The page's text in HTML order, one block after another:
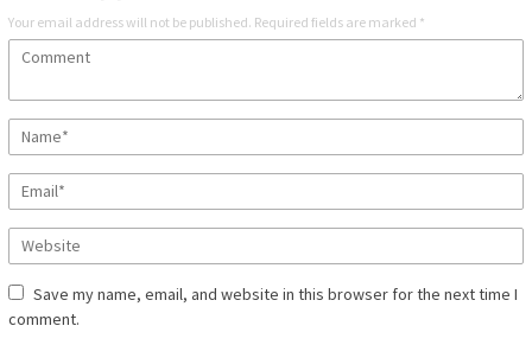
Your email address will not be published. Required fields are marked *
Save my name, email, and website in this browser for the next time I
comment.